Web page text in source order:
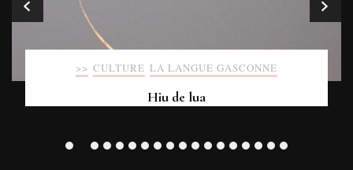
>> CULTURE LA LANGUE GASCONNE
Hiu de lua